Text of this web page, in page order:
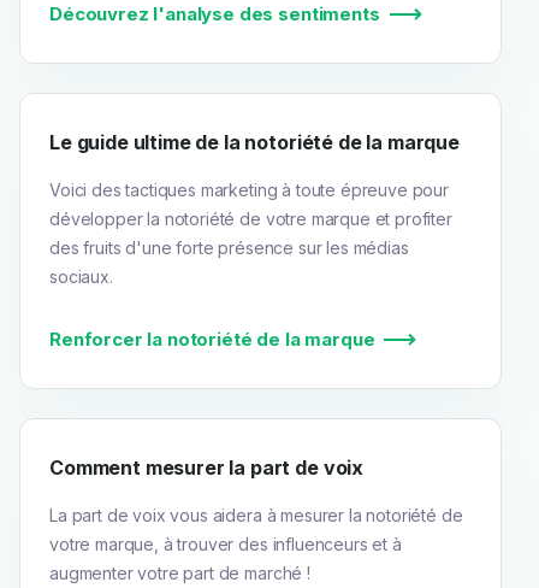
Découvrez l'analyse des sentiments
Le guide ultime de la notoriété de la marque
Voici des tactiques marketing à toute épreuve pour
développer la notoriété de votre marque et profiter
des fruits d'une forte présence sur les médias
sociaux.
Renforcer la notoriété de la marque
Comment mesurer la part de voix
La part de voix vous aidera à mesurer la notoriété de
votre marque, à trouver des influenceurs et à
augmenter votre part de marché !